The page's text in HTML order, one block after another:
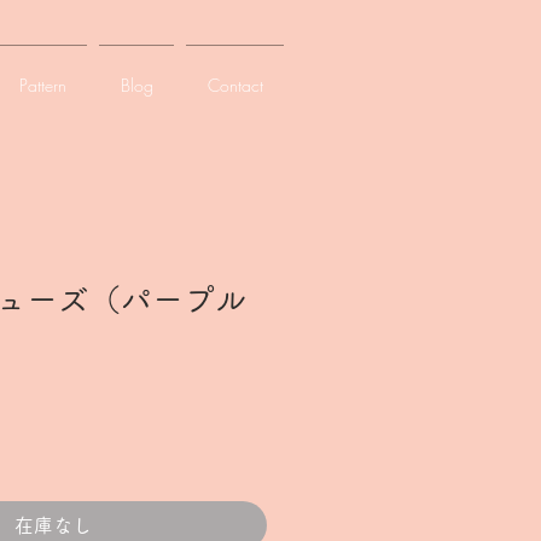
Pattern Blog Contact
ーズ（パープル
在庫なし